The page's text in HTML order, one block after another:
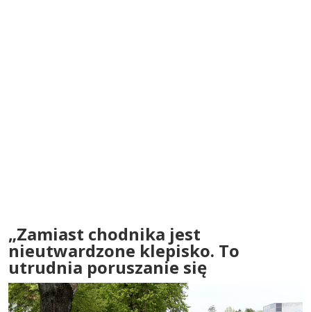
„Zamiast chodnika jest
nieutwardzone klepisko. To
utrudnia poruszanie się